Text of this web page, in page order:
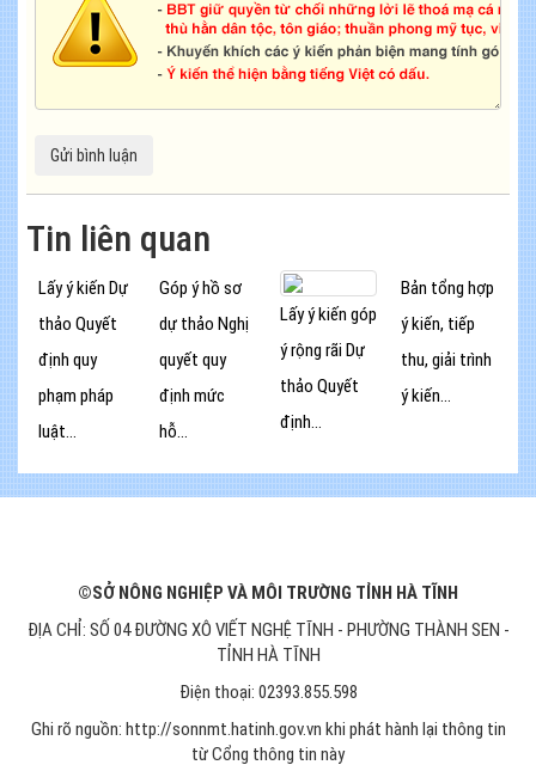
Tin liên quan
Lấy ý kiến Dự
thảo Quyết
định quy
phạm pháp
luật...
Góp ý hồ sơ
dự thảo Nghị
quyết quy
định mức
hỗ...
Lấy ý kiến góp
ý rộng rãi Dự
thảo Quyết
định...
Bản tổng hợp
ý kiến, tiếp
thu, giải trình
ý kiến...
©SỞ NÔNG NGHIỆP VÀ MÔI TRƯỜNG TỈNH HÀ TĨNH
ĐỊA CHỈ: SỐ 04 ĐƯỜNG XÔ VIẾT NGHỆ TĨNH - PHƯỜNG THÀNH SEN -
TỈNH HÀ TĨNH
Điện thoại: 02393.855.598
Ghi rõ nguồn: http://sonnmt.hatinh.gov.vn khi phát hành lại thông tin
từ Cổng thông tin này